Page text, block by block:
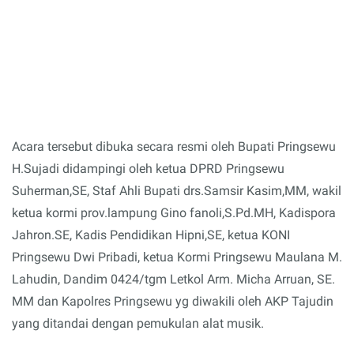
Acara tersebut dibuka secara resmi oleh Bupati Pringsewu
H.Sujadi didampingi oleh ketua DPRD Pringsewu
Suherman,SE, Staf Ahli Bupati drs.Samsir Kasim,MM, wakil
ketua kormi prov.lampung Gino fanoli,S.Pd.MH, Kadispora
Jahron.SE, Kadis Pendidikan Hipni,SE, ketua KONI
Pringsewu Dwi Pribadi, ketua Kormi Pringsewu Maulana M.
Lahudin, Dandim 0424/tgm Letkol Arm. Micha Arruan, SE.
MM dan Kapolres Pringsewu yg diwakili oleh AKP Tajudin
yang ditandai dengan pemukulan alat musik.